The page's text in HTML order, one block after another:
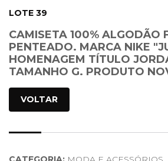
LOTE 39
CAMISETA 100% ALGODÃO
PENTEADO. MARCA NIKE
HOMENAGEM TÍTULO
TAMANHO G. PRODUTO
VOLTAR